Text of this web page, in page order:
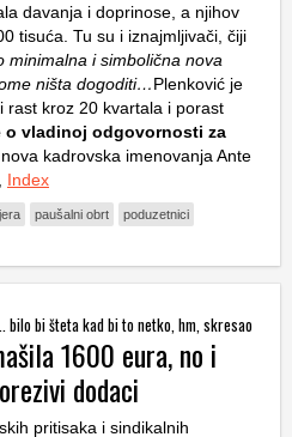
davanja i doprinose, a njihov
tisuća. Tu su i iznajmljivači, čiji
minimalna i simbolična nova
ništa dogoditi…Plenković je
rast kroz 20 kvartala i porast
vladinoj odgovornosti za
nova kadrovska imenovanja Ante
Index
paušalni obrt poduzetnici
bilo bi šteta kad bi to netko, hm, skresao
1600 eura, no i
dodaci
pritisaka i sindikalnih